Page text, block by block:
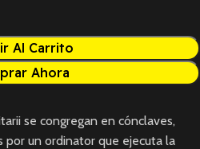
Al Carrito
Ahora
se congregan en cónclaves,
por un ordinator que ejecuta la